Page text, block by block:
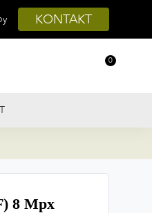
KONTAKT
0
8 Mpx